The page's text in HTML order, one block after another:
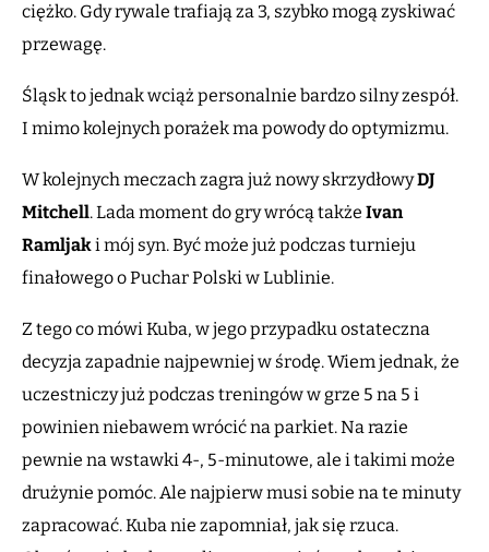
ciężko. Gdy rywale trafiają za 3, szybko mogą zyskiwać
przewagę.
Śląsk to jednak wciąż personalnie bardzo silny zespół.
I mimo kolejnych porażek ma powody do optymizmu.
W kolejnych meczach zagra już nowy skrzydłowyDJ
Mitchell. Lada moment do gry wrócą także Ivan
Ramljaki mój syn. Być może już podczas turnieju
finałowego o Puchar Polski w Lublinie.
Z tego co mówi Kuba, w jego przypadku ostateczna
decyzja zapadnie najpewniej w środę. Wiem jednak, że
uczestniczy już podczas treningów w grze 5 na 5 i
powinien niebawem wrócić na parkiet. Na razie
pewnie na wstawki 4-, 5-minutowe, ale i takimi może
drużynie pomóc. Ale najpierw musi sobie na te minuty
zapracować. Kuba nie zapomniał, jak się rzuca.